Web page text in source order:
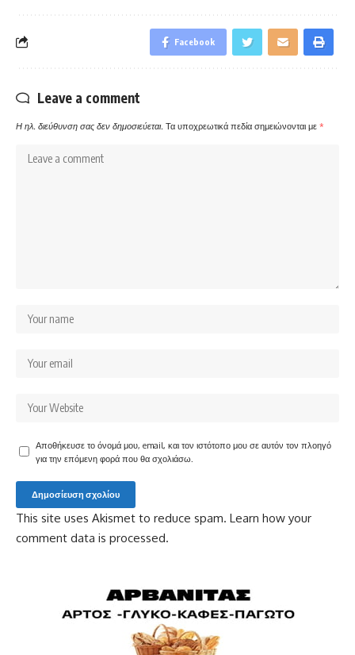
Facebook
Leave a comment
Η ηλ. διεύθυνση σας δεν δημοσιεύεται. Τα υποχρεωτικά πεδία σημειώνονται με *
Αποθήκευσε το όνομά μου, email, και τον ιστότοπο μου σε αυτόν τον πλοηγό
για την επόμενη φορά που θα σχολιάσω.
This site uses Akismet to reduce spam. Learn how your
comment data is processed.